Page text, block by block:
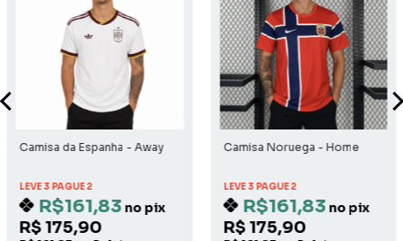
Camisa da Espanha - Away
LEVE 3 PAGUE 2
R$161,83 no pix
R$ 175,90
Camisa Noruega - Home
LEVE 3 PAGUE 2
R$161,83no pix
R$ 175,90